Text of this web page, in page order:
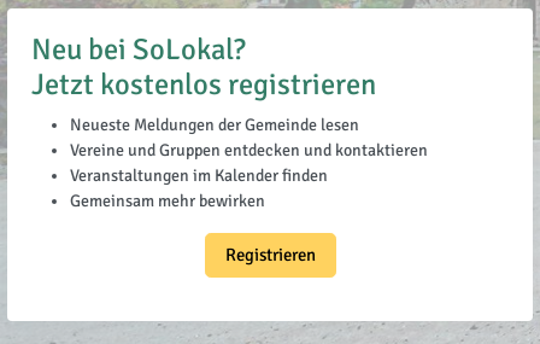
Neu bei SoLokal?
Jetzt kostenlos registrieren
Neueste Meldungen der Gemeinde lesen
Vereine und Gruppen entdecken und kontaktieren
Veranstaltungen im Kalender finden
Gemeinsam mehr bewirken
Registrieren